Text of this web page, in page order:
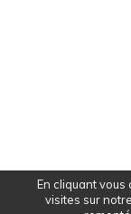
En cliquant
visites sur